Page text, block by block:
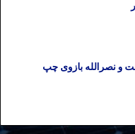
و نصرالله بازوی چپ